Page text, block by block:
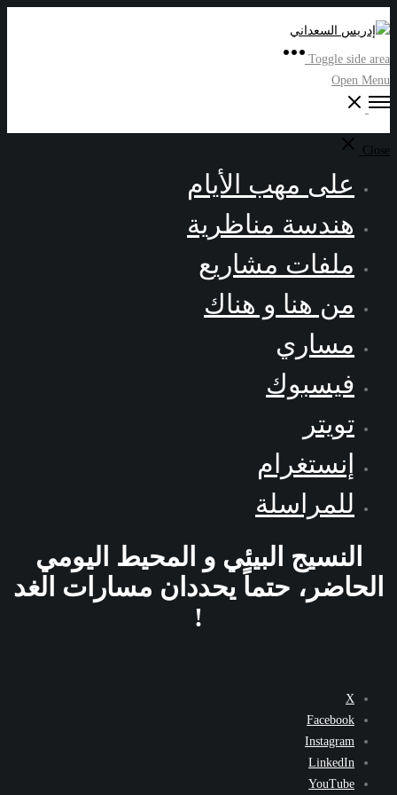
Toggle side area
Open Menu
Close
على مهب الأيام
هندسة مناظرية
ملفات مشاريع
من هنا و هناك
مساري
فيسبوك
تويتر
إنستغرام
للمراسلة
النسيج البيئي و المحيط اليومي
الحاضر، حتماً يحددان مسارات الغد
!
X
Facebook
Instagram
LinkedIn
YouTube